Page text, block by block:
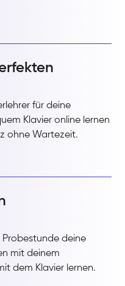
für deine
Klavier online lernen
ohne Wartezeit.
deine
mit deinem
dem Klavier lernen.